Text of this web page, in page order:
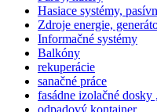
Hasiace systémy,
Zdroje energie,
Informačné systémy
Balkóny
rekuperácie
sanačné práce
fasádne izolačné dosky
odpadový kontajner